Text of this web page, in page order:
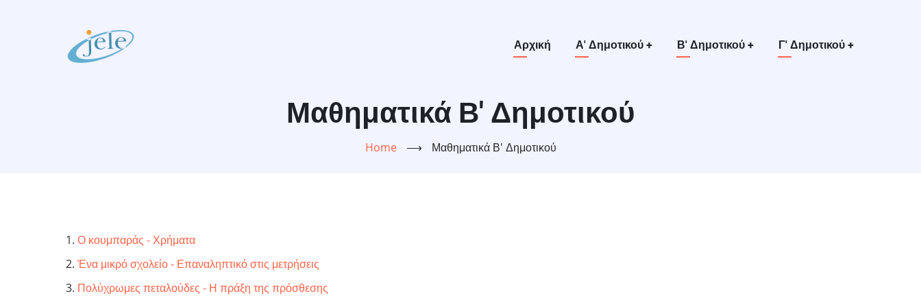
Main
Αρχική Α' Δημοτικού + Β' Δημοτικού + Γ' Δημοτικού +
Μαθηματικά Β' Δημοτικού
Home ⟶ Μαθηματικά Β' Δημοτικού
Ο κουμπαράς - Χρήματα
Ένα μικρό σχολείο - Επαναληπτικό στις μετρήσεις
Πολύχρωμες πεταλούδες - Η πράξη της πρόσθεσης